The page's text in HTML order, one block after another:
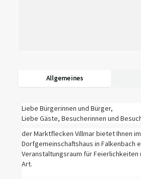
Allgemeines
Liebe Bürgerinnen und Bürger,
Liebe Gäste, Besucherinnen und
der Marktflecken Villmar bietet Ihnen im
Dorfgemeinschaftshaus in Falkenbach
Veranstaltungsraum für Feierlichkeiten
Art.